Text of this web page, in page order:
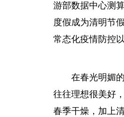
游部数据中心测
度假成为清明节
常态化疫情防控
在春光明媚
往往理想很美好
春季干燥，加上